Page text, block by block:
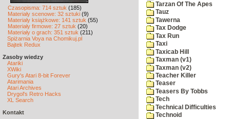
Czasopisma: 714 sztuk (185)
Materiały scenowe: 32 sztuki (9)
Materiały książkowe: 141 sztuk (55)
Materiały firmowe: 27 sztuk (20)
Materiały o grach: 351 sztuk (211)
Spiżarnia Voya na Chomikuj.pl
Bajtek Redux
Zasoby wiedzy
Atariki
XWiki
Gury's Atari 8-bit Forever
Atarimania
Atari Archives
Drygol's Retro Hacks
XL Search
Kontakt
Tarzan Of The Apes
Tauz
Tawerna
Tax Dodge
Tax Run
Taxi
Taxicab Hill
Taxman (v1)
Taxman (v2)
Teacher Killer
Teaser
Teasers By Tobbs
Tech
Technical Difficulties
Technoid